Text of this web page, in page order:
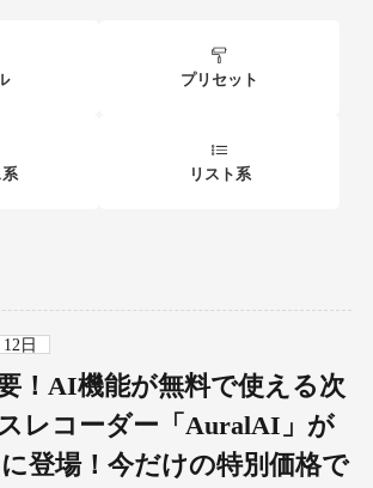
プリセット
リスト系
日
！AI機能が無料で使える次
レコーダー「AuralAI」が
登場！今だけの特別価格で